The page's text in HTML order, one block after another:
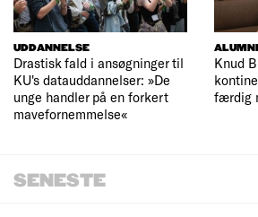
UDDANNELSE
Drastisk fald i ansøgninger til
KU's datauddannelser: »De
unge handler på en forkert
mavefornemmelse«
Knud
færdig
SENESTE